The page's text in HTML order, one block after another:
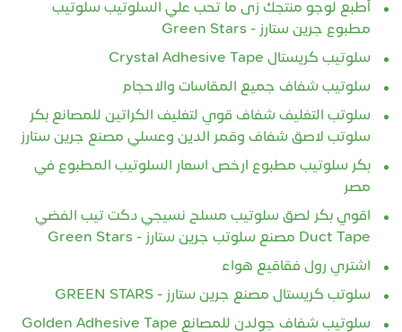
أطبع لوجو منتجك زى ما تحب علي السلوتيب سلوتيب
مطبوع جرين ستارز - Green Stars
سلوتيب كريستال Crystal Adhesive Tape
سلوتيب شفاف جميع المقاسات والاحجام
سلوتب التغليف شفاف قوي لتغليف الكراتين للمصانع بكر
سلوتب لاصق شفاف وقمر الدين وعسلي مصنع جرين ستارز
بكر سلوتيب مطبوع ارخص اسعار السلوتيب المطبوع في
مصر
اقوي بكر لصق سلوتيب مسلح نسيجي دكت تيب الفضي
Duct Tape مصنع سلوتب جرين ستارز - Green Stars
اشتري رول فقاقيع هواء
سلوتب كريستال مصنع جرين ستارز - GREEN STARS
سلوتيب شفاف جولدن للمصانع Golden Adhesive Tape